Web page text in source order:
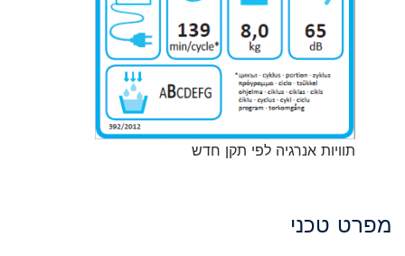
תוויות אנרגיה לפי תקן חדש
מפרט טכני